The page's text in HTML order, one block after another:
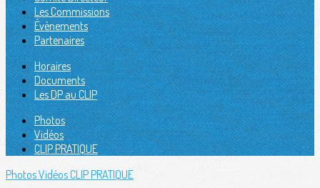
Les Commissions
Évènements
Partenaires
Horaires
Documents
Les DP au CLIP
Photos
Vidéos
CLIP PRATIQUE
PhotosVidéosCLIP PRATIQUE